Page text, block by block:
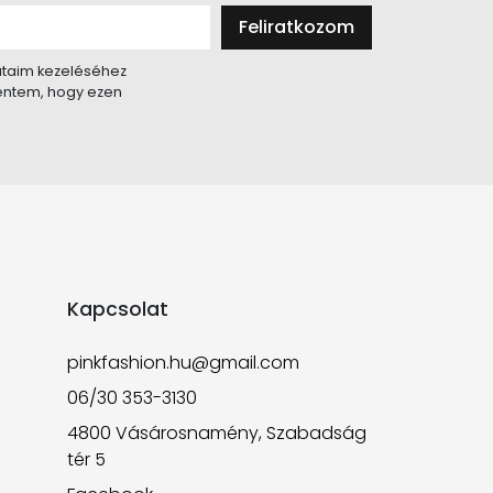
Feliratkozom
kezeléséhez
hogy ezen
Kapcsolat
pinkfashion.hu@gmail.com
06/30 353-3130
4800 Vásárosnamény, Szabadság
tér 5